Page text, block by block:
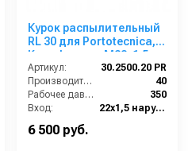
Курок распылительный
RL 30 для Portotecnica,
Kranzle; вход M22x1,5ш;
выход M22x1,5г
Артикул:
30.2500.20 PR
Производительность (л/мин):
40
Рабочее давление (бар):
350
Вход:
22х1,5 наружняя резьба
6 500 руб.